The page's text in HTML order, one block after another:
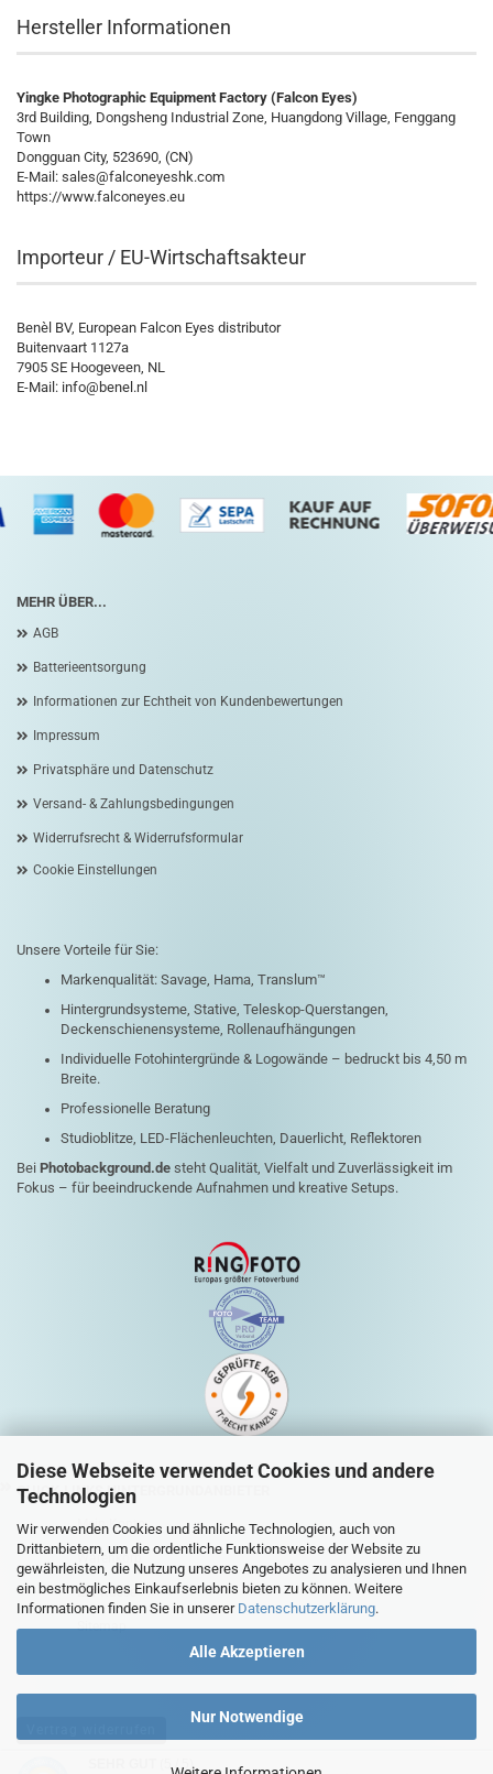
Diese Webseite verwendet Cookies und andere
Technologien
Wir verwenden Cookies und ähnliche Technologien, auch von
Drittanbietern, um die ordentliche Funktionsweise der Website zu
gewährleisten, die Nutzung unseres Angebotes zu analysieren und Ihnen
ein bestmögliches Einkaufserlebnis bieten zu können. Weitere
Informationen finden Sie in unserer Datenschutzerklärung.
Alle Akzeptieren
Nur Notwendige
Hersteller Informationen
Yingke Photographic Equipment Factory (Falcon Eyes)
3rd Building, Dongsheng Industrial Zone, Huangdong Village, Fenggang
Town
Dongguan City, 523690, (CN)
E-Mail: sales@falconeyeshk.com
https://www.falconeyes.eu
Importeur / EU-Wirtschaftsakteur
Benèl BV, European Falcon Eyes distributor
Buitenvaart 1127a
7905 SE Hoogeveen, NL
E-Mail: info@benel.nl
MEHR ÜBER...
AGB
Batterieentsorgung
Informationen zur Echtheit von Kundenbewertungen
Impressum
Privatsphäre und Datenschutz
Versand- & Zahlungsbedingungen
Widerrufsrecht & Widerrufsformular
Cookie Einstellungen
Unsere Vorteile für Sie:
Markenqualität: Savage, Hama, Translum™
Hintergrundsysteme, Stative, Teleskop-Querstangen,
Deckenschienensysteme, Rollenaufhängungen
Individuelle Fotohintergründe & Logowände – bedruckt bis 4,50 m
Breite.
Professionelle Beratung
Studioblitze, LED-Flächenleuchten, Dauerlicht, Reflektoren
Bei Photobackground.de steht Qualität, Vielfalt und Zuverlässigkeit im
Fokus – für beeindruckende Aufnahmen und kreative Setups.
QUICK-LINKS HINTERGRUNDANBIETER
Mein Konto
Warenkorb
Zur Kasse
Sitemap
(5 / 5)